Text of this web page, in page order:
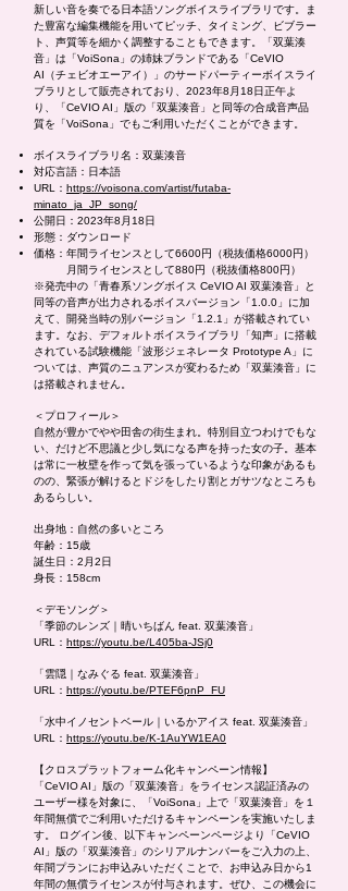
新しい音を奏でる日本語ソングボイスライブラリです。ま
た豊富な編集機能を用いてピッチ、タイミング、ビブラー
ト、声質等を細かく調整することもできます。「双葉湊
音」は「VoiSona」の姉妹ブランドである「CeVIO
AI（チェビオエーアイ）」のサードパーティーボイスライ
ブラリとして販売されており、2023年8月18日正午よ
り、「CeVIO AI」版の「双葉湊音」と同等の合成音声品
質を「VoiSona」でもご利用いただくことができます。
ボイスライブラリ名：双葉湊音
対応言語：日本語
URL： https://voisona.com/artist/futaba-
minato_ja_JP_song/
公開日：2023年8月18日
形態：ダウンロード
価格：年間ライセンスとして6600円（税抜価格6000円）
月間ライセンスとして880円（税抜価格800円）
※発売中の「青春系ソングボイス CeVIO AI 双葉湊音」と
同等の音声が出力されるボイスバージョン「1.0.0」に加
えて、開発当時の別バージョン「1.2.1」が搭載されてい
ます。なお、デフォルトボイスライブラリ「知声」に搭載
されている試験機能「波形ジェネレータ Prototype A」に
ついては、声質のニュアンスが変わるため「双葉湊音」に
は搭載されません。
＜プロフィール＞
自然が豊かでやや田舎の街生まれ。特別目立つわけでもな
い、だけど不思議と少し気になる声を持った女の子。基本
は常に一枚壁を作って気を張っているような印象があるも
のの、緊張が解けるとドジをしたり割とガサツなところも
あるらしい。
出身地：自然の多いところ
年齢：15歳
誕生日：2月2日
身長：158cm
＜デモソング＞
「季節のレンズ｜晴いちばん feat. 双葉湊音」
URL： https://youtu.be/L405ba-JSj0
「雲隠｜なみぐる feat. 双葉湊音」
URL： https://youtu.be/PTEF6pnP_FU
「水中イノセントベール｜いるかアイス feat. 双葉湊音」
URL： https://youtu.be/K-1AuYW1EA0
【クロスプラットフォーム化キャンペーン情報】
「CeVIO AI」版の「双葉湊音」をライセンス認証済みの
ユーザー様を対象に、「VoiSona」上で「双葉湊音」を１
年間無償でご利用いただけるキャンペーンを実施いたしま
す。 ログイン後、以下キャンペーンページより「CeVIO
AI」版の「双葉湊音」のシリアルナンバーをご入力の上、
年間プランにお申込みいただくことで、お申込み日から1
年間の無償ライセンスが付与されます。ぜひ、この機会に